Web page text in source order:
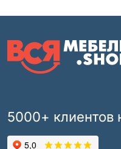
5000+ клиентов